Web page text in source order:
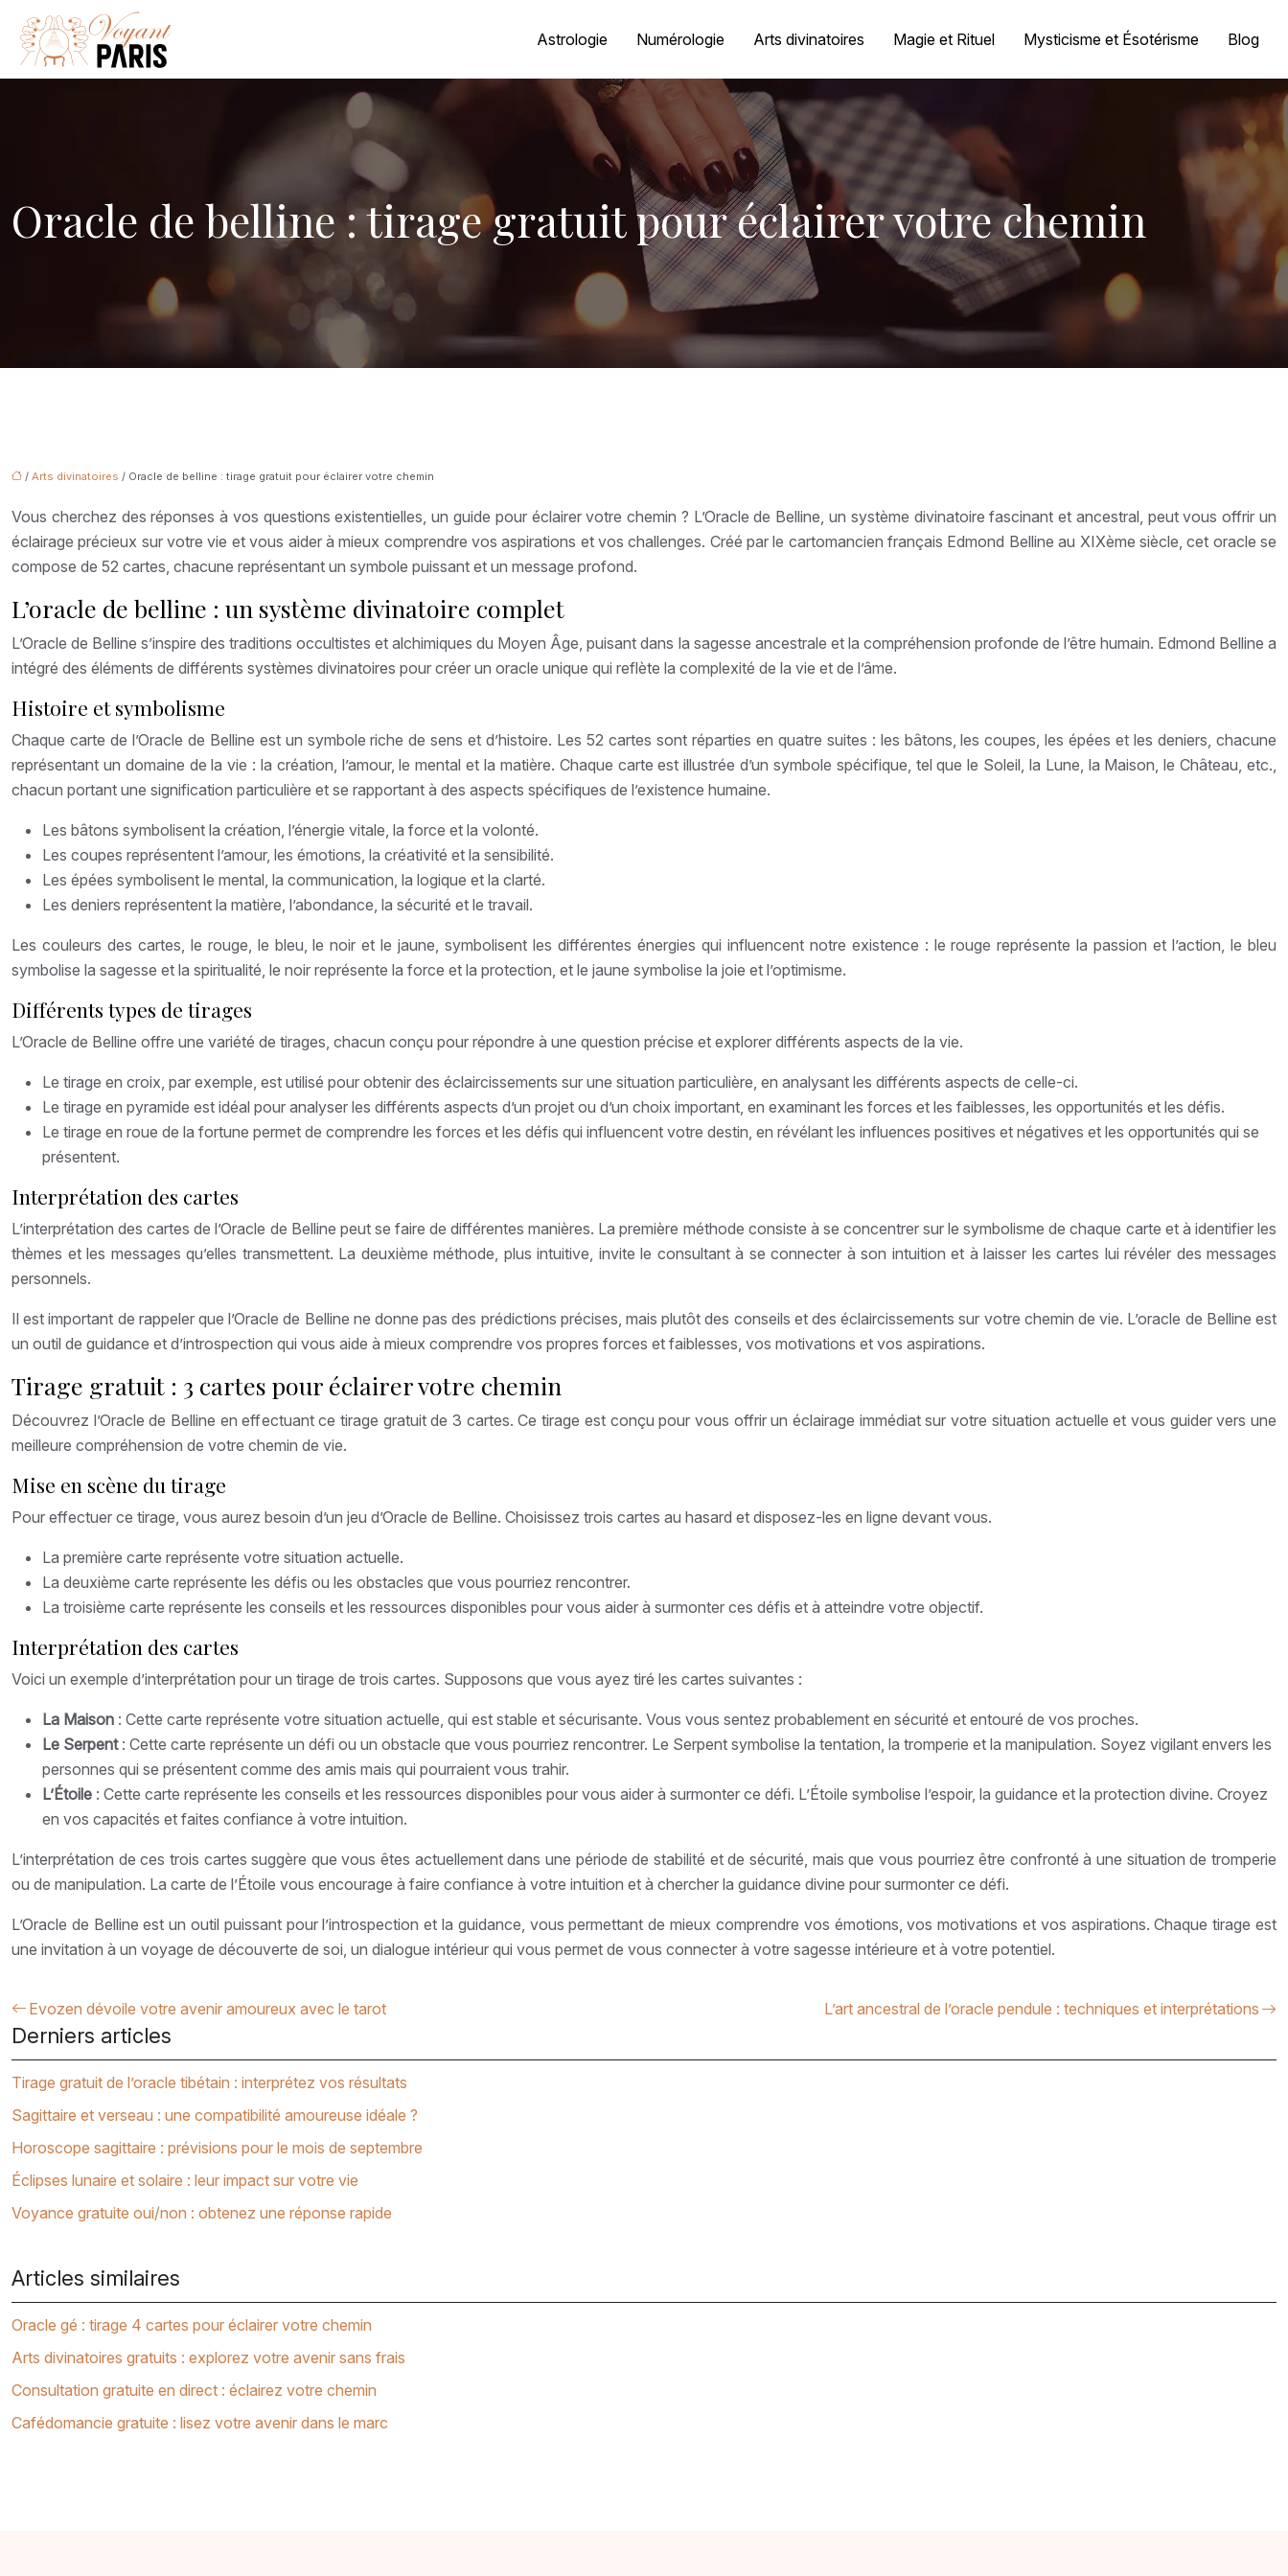
Astrologie Numérologie Arts divinatoires Magie et Rituel Mysticisme et Ésotérisme Blog
Oracle de belline : tirage gratuit pour éclairer votre chemin
/ Arts divinatoires / Oracle de belline : tirage gratuit pour éclairer votre chemin
Vous cherchez des réponses à vos questions existentielles, un guide pour éclairer votre chemin ? L’Oracle de Belline, un système divinatoire fascinant et ancestral, peut vous offrir un
éclairage précieux sur votre vie et vous aider à mieux comprendre vos aspirations et vos challenges. Créé par le cartomancien français Edmond Belline au XIXème siècle, cet oracle se
compose de 52 cartes, chacune représentant un symbole puissant et un message profond.
L’oracle de belline : un système divinatoire complet
L’Oracle de Belline s’inspire des traditions occultistes et alchimiques du Moyen Âge, puisant dans la sagesse ancestrale et la compréhension profonde de l’être humain. Edmond Belline a
intégré des éléments de différents systèmes divinatoires pour créer un oracle unique qui reflète la complexité de la vie et de l’âme.
Histoire et symbolisme
Chaque carte de l’Oracle de Belline est un symbole riche de sens et d’histoire. Les 52 cartes sont réparties en quatre suites : les bâtons, les coupes, les épées et les deniers, chacune
représentant un domaine de la vie : la création, l’amour, le mental et la matière. Chaque carte est illustrée d’un symbole spécifique, tel que le Soleil, la Lune, la Maison, le Château, etc.,
chacun portant une signification particulière et se rapportant à des aspects spécifiques de l’existence humaine.
Les bâtons symbolisent la création, l’énergie vitale, la force et la volonté.
Les coupes représentent l’amour, les émotions, la créativité et la sensibilité.
Les épées symbolisent le mental, la communication, la logique et la clarté.
Les deniers représentent la matière, l’abondance, la sécurité et le travail.
Les couleurs des cartes, le rouge, le bleu, le noir et le jaune, symbolisent les différentes énergies qui influencent notre existence : le rouge représente la passion et l’action, le bleu
symbolise la sagesse et la spiritualité, le noir représente la force et la protection, et le jaune symbolise la joie et l’optimisme.
Différents types de tirages
L’Oracle de Belline offre une variété de tirages, chacun conçu pour répondre à une question précise et explorer différents aspects de la vie.
Le tirage en croix, par exemple, est utilisé pour obtenir des éclaircissements sur une situation particulière, en analysant les différents aspects de celle-ci.
Le tirage en pyramide est idéal pour analyser les différents aspects d’un projet ou d’un choix important, en examinant les forces et les faiblesses, les opportunités et les défis.
Le tirage en roue de la fortune permet de comprendre les forces et les défis qui influencent votre destin, en révélant les influences positives et négatives et les opportunités qui se
présentent.
Interprétation des cartes
L’interprétation des cartes de l’Oracle de Belline peut se faire de différentes manières. La première méthode consiste à se concentrer sur le symbolisme de chaque carte et à identifier les
thèmes et les messages qu’elles transmettent. La deuxième méthode, plus intuitive, invite le consultant à se connecter à son intuition et à laisser les cartes lui révéler des messages
personnels.
Il est important de rappeler que l’Oracle de Belline ne donne pas des prédictions précises, mais plutôt des conseils et des éclaircissements sur votre chemin de vie. L’oracle de Belline est
un outil de guidance et d’introspection qui vous aide à mieux comprendre vos propres forces et faiblesses, vos motivations et vos aspirations.
Tirage gratuit : 3 cartes pour éclairer votre chemin
Découvrez l’Oracle de Belline en effectuant ce tirage gratuit de 3 cartes. Ce tirage est conçu pour vous offrir un éclairage immédiat sur votre situation actuelle et vous guider vers une
meilleure compréhension de votre chemin de vie.
Mise en scène du tirage
Pour effectuer ce tirage, vous aurez besoin d’un jeu d’Oracle de Belline. Choisissez trois cartes au hasard et disposez-les en ligne devant vous.
La première carte représente votre situation actuelle.
La deuxième carte représente les défis ou les obstacles que vous pourriez rencontrer.
La troisième carte représente les conseils et les ressources disponibles pour vous aider à surmonter ces défis et à atteindre votre objectif.
Interprétation des cartes
Voici un exemple d’interprétation pour un tirage de trois cartes. Supposons que vous ayez tiré les cartes suivantes :
La Maison : Cette carte représente votre situation actuelle, qui est stable et sécurisante. Vous vous sentez probablement en sécurité et entouré de vos proches.
Le Serpent : Cette carte représente un défi ou un obstacle que vous pourriez rencontrer. Le Serpent symbolise la tentation, la tromperie et la manipulation. Soyez vigilant envers les
personnes qui se présentent comme des amis mais qui pourraient vous trahir.
L’Étoile : Cette carte représente les conseils et les ressources disponibles pour vous aider à surmonter ce défi. L’Étoile symbolise l’espoir, la guidance et la protection divine. Croyez
en vos capacités et faites confiance à votre intuition.
L’interprétation de ces trois cartes suggère que vous êtes actuellement dans une période de stabilité et de sécurité, mais que vous pourriez être confronté à une situation de tromperie
ou de manipulation. La carte de l’Étoile vous encourage à faire confiance à votre intuition et à chercher la guidance divine pour surmonter ce défi.
L’Oracle de Belline est un outil puissant pour l’introspection et la guidance, vous permettant de mieux comprendre vos émotions, vos motivations et vos aspirations. Chaque tirage est
une invitation à un voyage de découverte de soi, un dialogue intérieur qui vous permet de vous connecter à votre sagesse intérieure et à votre potentiel.
Evozen dévoile votre avenir amoureux avec le tarot L’art ancestral de l’oracle pendule : techniques et interprétations
Derniers articles
Tirage gratuit de l’oracle tibétain : interprétez vos résultats
Sagittaire et verseau : une compatibilité amoureuse idéale ?
Horoscope sagittaire : prévisions pour le mois de septembre
Éclipses lunaire et solaire : leur impact sur votre vie
Voyance gratuite oui/non : obtenez une réponse rapide
Articles similaires
Oracle gé : tirage 4 cartes pour éclairer votre chemin
Arts divinatoires gratuits : explorez votre avenir sans frais
Consultation gratuite en direct : éclairez votre chemin
Cafédomancie gratuite : lisez votre avenir dans le marc